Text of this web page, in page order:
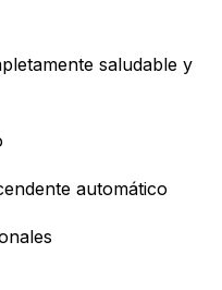
saludable y
automático